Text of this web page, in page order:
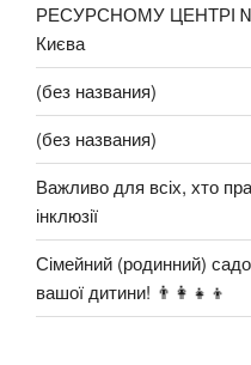
РЕСУРСНОМУ ЦЕНТРІ №
Києва
(без названия)
(без названия)
Важливо для всіх, хто
інклюзії
Сімейний (родинний)
вашої дитини! 👨‍👩‍👧‍👦